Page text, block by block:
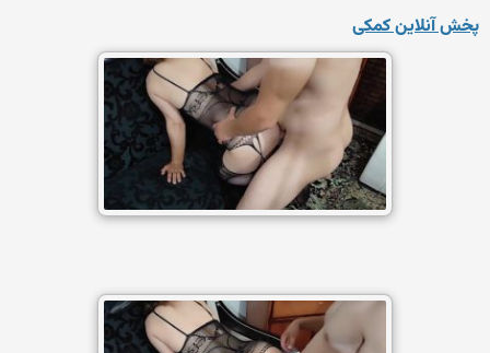
پخش آنلاین کمکی